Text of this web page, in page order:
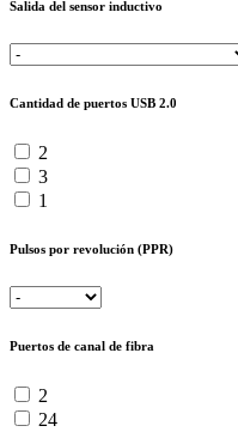
Salida del sensor inductivo
Cantidad de puertos USB 2.0
2
3
1
Pulsos por revolución (PPR)
Puertos de canal de fibra
2
24